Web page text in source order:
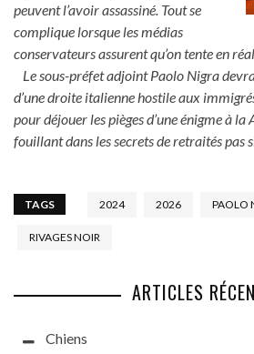
peuvent l’avoir assassiné. Tout se
complique lorsque les médias
conservateurs assurent qu’on tente en
Le sous-préfet adjoint Paolo Nigra
d’une droite italienne hostile aux
pour déjouer les pièges d’une énigme à
fouillant dans les secrets de retraités pas
TAGS 2024 2026 PAOLO
RIVAGES NOIR
ARTICLES
Chiens